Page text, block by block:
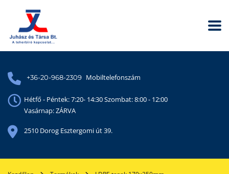
+36-20-968-2309 Mobiltelefonszám
Hétfő - Péntek: 7:20- 14:30 Szombat: 8:00 - 12:00
Vasárnap: ZÁRVA
2510 Dorog Esztergomi út 39.